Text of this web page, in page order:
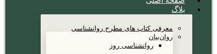
بلاگ
معرفی کتاب های مطرح روانشناسی
روان‌بیان
روانشناسی روز